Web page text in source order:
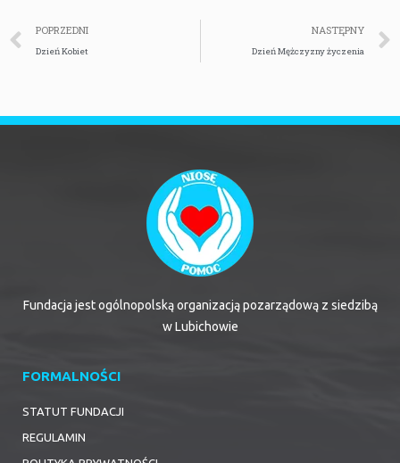
POPRZEDNI
Dzień Kobiet
NASTĘPNY
Dzień Mężczyzny życzenia
Fundacja jest ogólnopolską organizacją pozarządową z siedzibą
w Lubichowie
FORMALNOŚCI
STATUT FUNDACJI
REGULAMIN